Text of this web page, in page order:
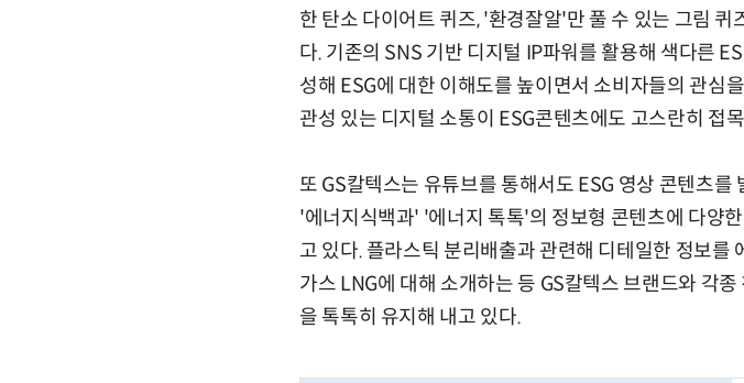
한 탄소 다이어트 퀴즈, '환경잘알'만 풀 수 있는 그림
다. 기존의 SNS 기반 디지털 IP파워를 활용해 색다른
성해 ESG에 대한 이해도를 높이면서 소비자들의 관심
관성 있는 디지털 소통이 ESG콘텐츠에도 고스란히 접
또 GS칼텍스는 유튜브를 통해서도 ESG 영상 콘텐츠
'에너지식백과' '에너지 톡톡'의 정보형 콘텐츠에 다양
고 있다. 플라스틱 분리배출과 관련해 디테일한 정보를
가스 LNG에 대해 소개하는 등 GS칼텍스 브랜드와 각
을 톡톡히 유지해 내고 있다.